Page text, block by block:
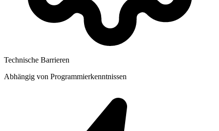
Technische Barrieren
Abhängig von Programmierkenntnissen